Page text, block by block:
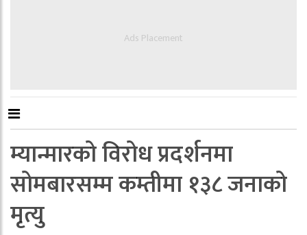
Ads Placement
म्यान्मारको विरोध प्रदर्शनमा
सोमबारसम्म कम्तीमा १३८ जनाको
मृत्यु